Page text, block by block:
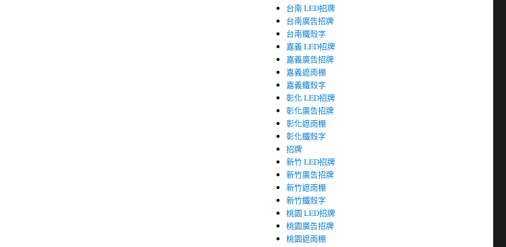
台南 LED招牌
台南廣告招牌
台南鐵殼字
嘉義 LED招牌
嘉義廣告招牌
嘉義遮雨棚
嘉義鐵殼字
彰化 LED招牌
彰化廣告招牌
彰化遮雨棚
彰化鐵殼字
招牌
新竹 LED招牌
新竹廣告招牌
新竹遮雨棚
新竹鐵殼字
桃園 LED招牌
桃園廣告招牌
桃園遮雨棚